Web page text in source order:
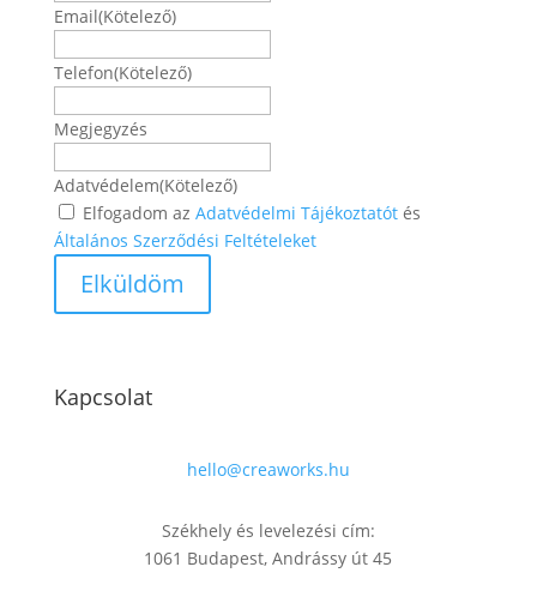
Email(Kötelező)
Telefon(Kötelező)
Megjegyzés
Adatvédelem(Kötelező)
Elfogadom az Adatvédelmi Tájékoztatótés
Általános Szerződési Feltételeket
Kapcsolat
hello@creaworks.hu
Székhely és levelezési cím:
1061 Budapest, Andrássy út 45